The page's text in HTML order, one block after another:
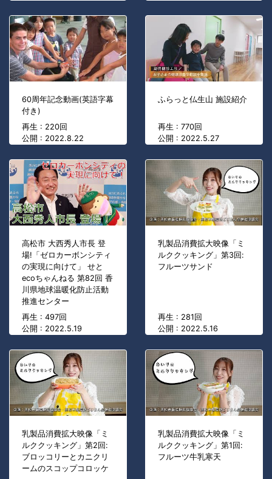
60周年記念動画(英語字幕
付き)
再生 : 220回
公開 : 2022.8.22
ふらっと仏生山 施設紹介
再生 : 770回
公開 : 2022.5.27
高松市 大西秀人市長 登
場!「ゼロカーボンシティ
の実現に向けて」 せと
ecoちゃんねる 第82回 香
川県地球温暖化防止活動
推進センター
再生 : 497回
公開 : 2022.5.19
乳製品消費拡大映像「ミ
ルククッキング」第3回:
フルーツサンド
再生 : 281回
公開 : 2022.5.16
乳製品消費拡大映像「ミ
ルククッキング」第2回:
ブロッコリーとカニクリ
ームのスコップコロッケ
乳製品消費拡大映像「ミ
ルククッキング」第1回:
フルーツ牛乳寒天